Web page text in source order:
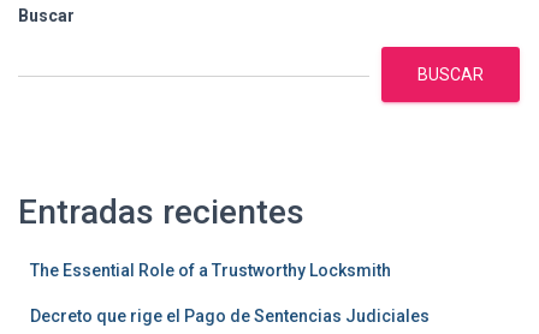
Buscar
BUSCAR
Entradas recientes
The Essential Role of a Trustworthy Locksmith
Decreto que rige el Pago de Sentencias Judiciales